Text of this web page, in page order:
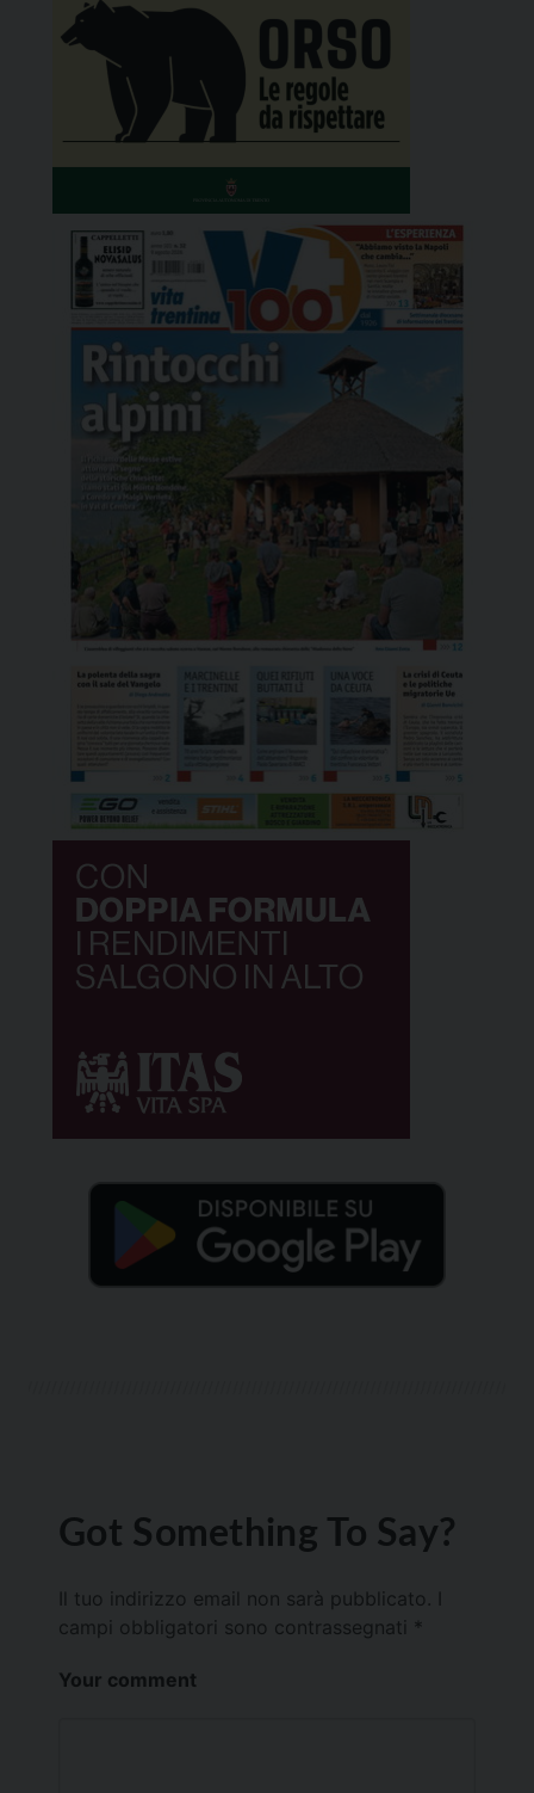
Got Something To Say?
Il tuo indirizzo email non sarà pubblicato.
campi obbligatori sono contrassegnati *
Your comment